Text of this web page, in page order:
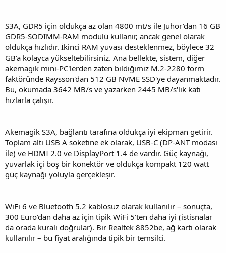
S3A, GDR5 için oldukça az olan 4800 mt/s ile Juhor'dan 16 GB
GDR5-SODIMM-RAM modülü kullanır, ancak genel olarak
oldukça hızlıdır. İkinci RAM yuvası desteklenmez, böylece 32
GB'a kolayca yükseltebilirsiniz. Ana bellekte, sistem, diğer
akemagik mini-PC'lerden zaten bildiğimiz M.2-2280 form
faktöründe Raysson'dan 512 GB NVME SSD'ye dayanmaktadır.
Bu, okumada 3642 MB/s ve yazarken 2445 MB/s'lik katı
hızlarla çalışır.
Akemagik S3A, bağlantı tarafına oldukça iyi ekipman getirir.
Toplam altı USB A soketine ek olarak, USB-C (DP-ANT modası
ile) ve HDMI 2.0 ve DisplayPort 1.4 de vardır. Güç kaynağı,
yuvarlak içi boş bir konektör ve oldukça kompakt 120 watt
güç kaynağı yoluyla gerçekleşir.
WiFi 6 ve Bluetooth 5.2 kablosuz olarak kullanılır – sonuçta,
300 Euro'dan daha az için tipik WiFi 5'ten daha iyi (istisnalar
da orada kuralı doğrular). Bir Realtek 8852be, ağ kartı olarak
kullanılır – bu fiyat aralığında tipik bir temsilci.